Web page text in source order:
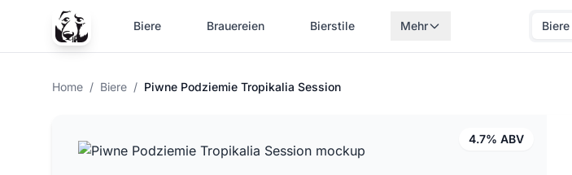
Biere Brauereien Bierstile Mehr Biere
Home / Biere / Piwne Podziemie Tropikalia Session
4.7% ABV